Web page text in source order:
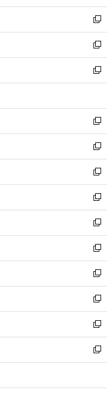
開
く
ウ
で
開
く
ン
ド
ウ
で
開
く
ウ
ィ
ン
ド
ウ
で
開
し
い
ウ
ィ
ン
ド
ウ
開
く
新
し
い
ウ
ィ
ン
ウ
で
開
く
新
し
い
ウ
ン
ド
ウ
で
開
く
新
し
ウ
ィ
ン
ド
ウ
で
開
く
新
し
い
ウ
ィ
ン
ド
ウ
で
開
く
新
し
い
ウ
ィ
ン
ド
ウ
で
開
く
新
し
い
ウ
ィ
ン
ド
ウ
で
開
く
新
し
い
ウ
ィ
ン
ド
ウ
で
開
く
新
し
い
ウ
ィ
ン
ド
ウ
で
開
く
新
し
い
ウ
ィ
ン
ド
ウ
で
開
新
し
い
ウ
ィ
ン
ド
ウ
開
新
し
い
ウ
ィ
ン
ウ
新
し
い
ウ
ン
新
し
ウ